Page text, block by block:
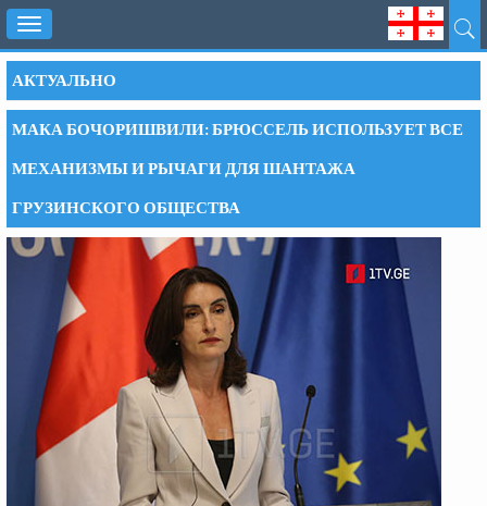
Toggle
navigation
АКТУАЛЬНО
МАКА БОЧОРИШВИЛИ: БРЮССЕЛЬ ИСПОЛЬЗУЕТ ВСЕ
МЕХАНИЗМЫ И РЫЧАГИ ДЛЯ ШАНТАЖА
ГРУЗИНСКОГО ОБЩЕСТВА